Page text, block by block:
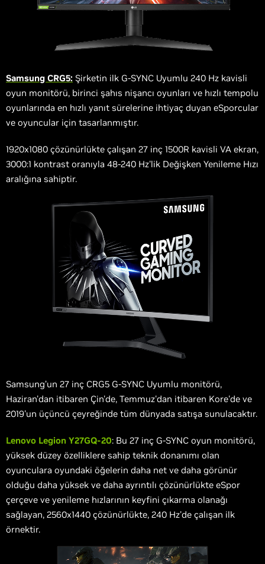
Samsung CRG5: Şirketin ilk G-SYNC Uyumlu 240 Hz kavisli
oyun monitörü, birinci şahıs nişancı oyunları ve hızlı tempolu
oyunlarında en hızlı yanıt sürelerine ihtiyaç duyan eSporcular
ve oyuncular için tasarlanmıştır.
1920x1080 çözünürlükte çalışan 27 inç 1500R kavisli VA ekran,
3000:1 kontrast oranıyla 48-240 Hz'lik Değişken Yenileme Hızı
aralığına sahiptir.
Samsung’un 27 inç CRG5 G-SYNC Uyumlu monitörü,
Haziran'dan itibaren Çin'de, Temmuz'dan itibaren Kore'de ve
2019'un üçüncü çeyreğinde tüm dünyada satışa sunulacaktır.
Lenovo Legion Y27GQ-20: Bu 27 inç G-SYNC oyun monitörü,
yüksek düzey özelliklere sahip teknik donanımı olan
oyunculara oyundaki öğelerin daha net ve daha görünür
olduğu daha yüksek ve daha ayrıntılı çözünürlükte eSpor
çerçeve ve yenileme hızlarının keyfini çıkarma olanağı
sağlayan, 2560x1440 çözünürlükte, 240 Hz'de çalışan ilk
örnektir.